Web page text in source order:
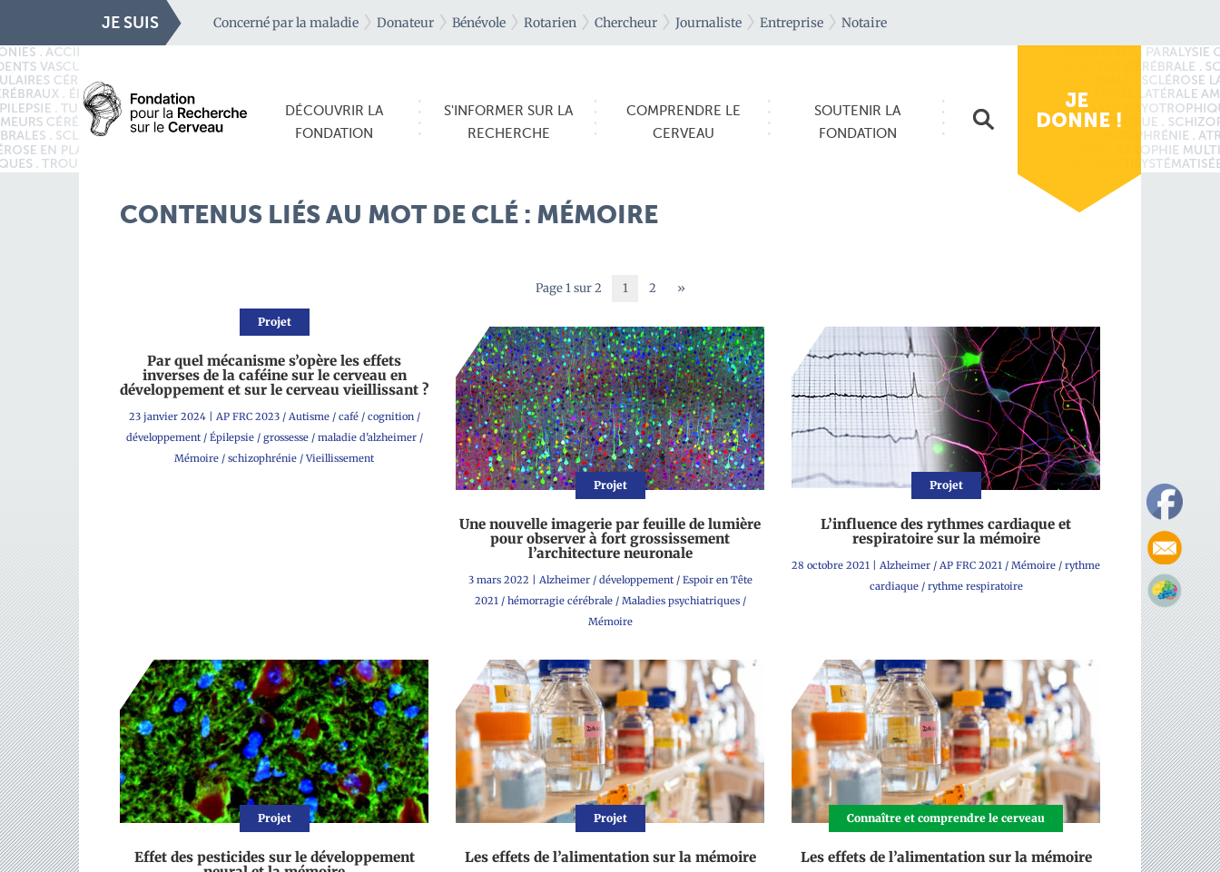
JE SUIS Concerné par la maladie Donateur Bénévole Rotarien Chercheur Journaliste Entreprise Notaire
DÉCOUVRIR LA
FONDATION
S'INFORMER SUR LA
RECHERCHE
COMPRENDRE LE
CERVEAU
SOUTENIR LA
FONDATION
CONTENUS LIÉS AU MOT DE CLÉ : MÉMOIRE
Page 1 sur 2 1 2 »
Projet
Par quel mécanisme s’opère les effets
inverses de la caféine sur le cerveau en
développement et sur le cerveau vieillissant ?
23 janvier 2024| AP FRC 2023/ Autisme/ café/ cognition/
développement/ Épilepsie/ grossesse/ maladie d'alzheimer/
Mémoire / schizophrénie / Vieillissement
Projet
Une nouvelle imagerie par feuille de lumière
pour observer à fort grossissement
l’architecture neuronale
3 mars 2022 Alzheimer/ développement/ Espoir en Tête
2021/ hémorragie cérébrale/ Maladies psychiatriques/
Mémoire
Projet
L’influence des rythmes cardiaque et
respiratoire sur la mémoire
28 octobre 2021 Alzheimer / AP FRC 2021 / Mémoire / rythme
cardiaque/ rythme respiratoire
Projet
Effet des pesticides sur le développement
Projet
Les effets de l’alimentation sur la mémoire
Connaître et comprendre le cerveau
Les effets de l’alimentation sur la mémoire